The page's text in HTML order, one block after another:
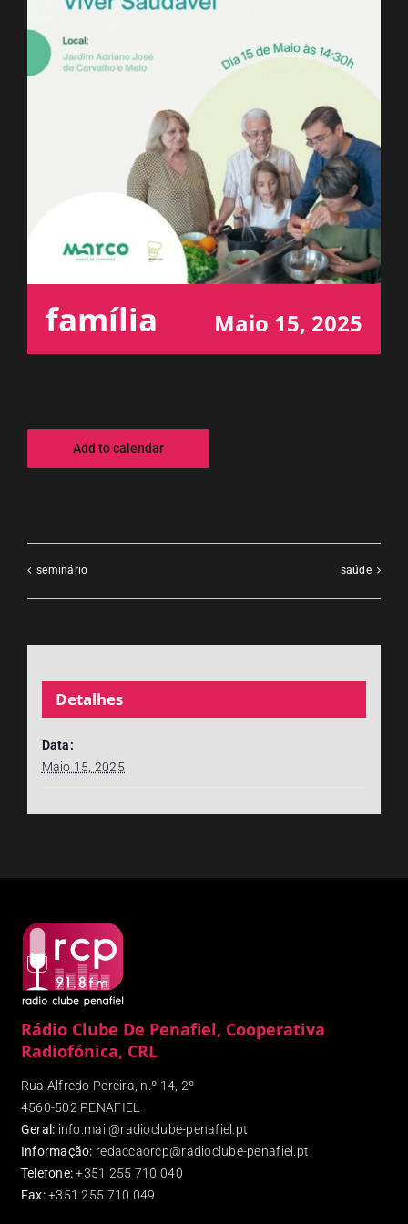
A RCP
CONTACTOS
OUVIR
família Maio 15, 2025
Add to calendar
seminário saúde
Detalhes
Data:
Maio 15, 2025
Rádio Clube De Penafiel, Cooperativa
Radiofónica, CRL
Rua Alfredo Pereira, n.º 14, 2º
4560-502 PENAFIEL
Geral: info.mail@radioclube-penafiel.pt
Informação: redaccaorcp@radioclube-penafiel.pt
Telefone: +351 255 710 040
Fax:+351 255 710 049